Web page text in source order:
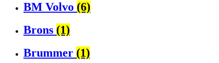
BM Volvo (6)
Brons (1)
Brummer (1)